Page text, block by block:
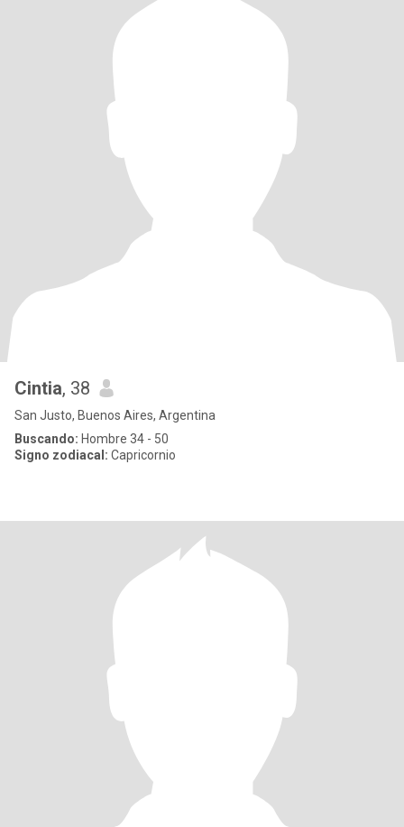
Cintia, 38
San Justo, Buenos Aires, Argentina
Buscando: Hombre 34 - 50
Signo zodiacal: Capricornio